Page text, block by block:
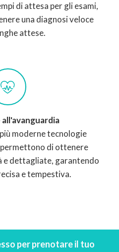
di attesa per gli esami,
una diagnosi veloce
attese.
moderne tecnologie
di ottenere
e dettagliate, garantendo
e tempestiva.
per prenotare il tuo